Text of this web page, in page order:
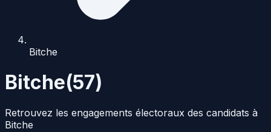
Bitche
Bitche(57)
Retrouvez les engagements électoraux des candidats à
Bitche